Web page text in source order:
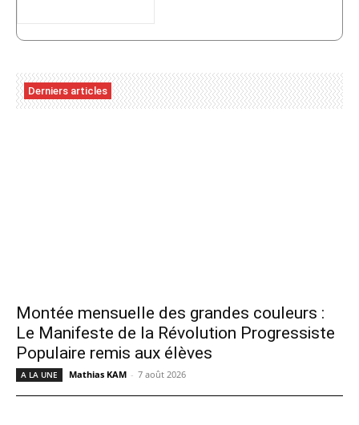
Derniers articles
Montée mensuelle des grandes couleurs :
Le Manifeste de la Révolution Progressiste
Populaire remis aux élèves
A LA UNE Mathias KAM - 7 août 2026